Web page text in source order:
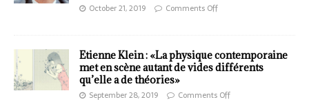
October 21, 2019 Comments Off
Etienne Klein : «La physique contemporaine
met en scène autant de vides différents
qu’elle a de théories»
September 28, 2019 Comments Off